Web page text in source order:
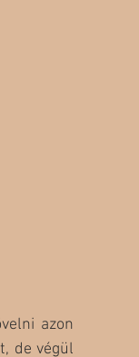
azon
de végül